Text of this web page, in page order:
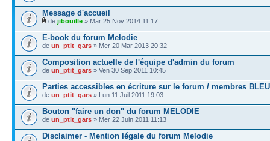
Message d'accueil
de jibouille » Mar 25 Nov 2014 11:17
E-book du forum Melodie
de un_ptit_gars » Mer 20 Mar 2013 20:32
Composition actuelle de l'équipe d'admin du forum
de un_ptit_gars » Ven 30 Sep 2011 10:45
Parties accessibles en écriture sur le forum / membres BLEU
de un_ptit_gars » Lun 11 Juil 2011 19:03
Bouton "faire un don" du forum MELODIE
de un_ptit_gars » Mer 22 Juin 2011 11:13
Disclaimer - Mention légale du forum Melodie